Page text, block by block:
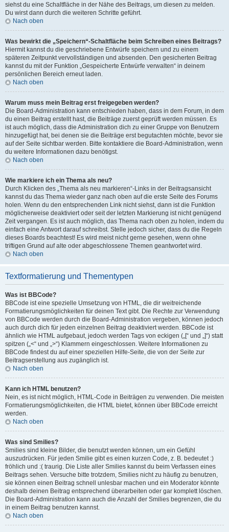
siehst du eine Schaltfläche in der Nähe des Beitrags, um diesen zu melden.
Du wirst dann durch die weiteren Schritte geführt.
Nach oben
Was bewirkt die „Speichern“-Schaltfläche beim Schreiben eines Beitrags?
Hiermit kannst du die geschriebene Entwürfe speichern und zu einem
späteren Zeitpunkt vervollständigen und absenden. Den gesicherten Beitrag
kannst du mit der Funktion „Gespeicherte Entwürfe verwalten“ in deinem
persönlichen Bereich erneut laden.
Nach oben
Warum muss mein Beitrag erst freigegeben werden?
Die Board-Administration kann entschieden haben, dass in dem Forum, in dem
du einen Beitrag erstellt hast, die Beiträge zuerst geprüft werden müssen. Es
ist auch möglich, dass die Administration dich zu einer Gruppe von Benutzern
hinzugefügt hat, bei denen sie die Beiträge erst begutachten möchte, bevor sie
auf der Seite sichtbar werden. Bitte kontaktiere die Board-Administration, wenn
du weitere Informationen dazu benötigst.
Nach oben
Wie markiere ich ein Thema als neu?
Durch Klicken des „Thema als neu markieren“-Links in der Beitragsansicht
kannst du das Thema wieder ganz nach oben auf die erste Seite des Forums
holen. Wenn du den entsprechenden Link nicht siehst, dann ist die Funktion
möglicherweise deaktiviert oder seit der letzten Markierung ist nicht genügend
Zeit vergangen. Es ist auch möglich, das Thema nach oben zu holen, indem du
einfach eine Antwort darauf schreibst. Stelle jedoch sicher, dass du die Regeln
dieses Boards beachtest! Es wird meist nicht gerne gesehen, wenn ohne
triftigen Grund auf alte oder abgeschlossene Themen geantwortet wird.
Nach oben
Textformatierung und Thementypen
Was ist BBCode?
BBCode ist eine spezielle Umsetzung von HTML, die dir weitreichende
Formatierungsmöglichkeiten für deinen Text gibt. Die Rechte zur Verwendung
von BBCode werden durch die Board-Administration vergeben, können jedoch
auch durch dich für jeden einzelnen Beitrag deaktiviert werden. BBCode ist
ähnlich wie HTML aufgebaut, jedoch werden Tags von eckigen („[“ und „]“) statt
spitzen („<“ und „>“) Klammern eingeschlossen. Weitere Informationen zu
BBCode findest du auf einer speziellen Hilfe-Seite, die von der Seite zur
Beitragserstellung aus zugänglich ist.
Nach oben
Kann ich HTML benutzen?
Nein, es ist nicht möglich, HTML-Code in Beiträgen zu verwenden. Die meisten
Formatierungsmöglichkeiten, die HTML bietet, können über BBCode erreicht
werden.
Nach oben
Was sind Smilies?
Smilies sind kleine Bilder, die benutzt werden können, um ein Gefühl
auszudrücken. Für jeden Smilie gibt es einen kurzen Code, z. B. bedeutet :)
fröhlich und :( traurig. Die Liste aller Smilies kannst du beim Verfassen eines
Beitrags sehen. Versuche bitte trotzdem, Smilies nicht zu häufig zu benutzen,
sie können einen Beitrag schnell unlesbar machen und ein Moderator könnte
deshalb deinen Beitrag entsprechend überarbeiten oder gar komplett löschen.
Die Board-Administration kann auch die Anzahl der Smilies begrenzen, die du
in einem Beitrag benutzen kannst.
Nach oben